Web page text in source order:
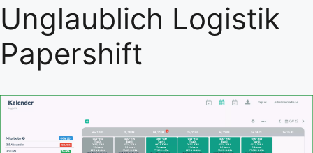
Unglaublich Logistik
Papershift